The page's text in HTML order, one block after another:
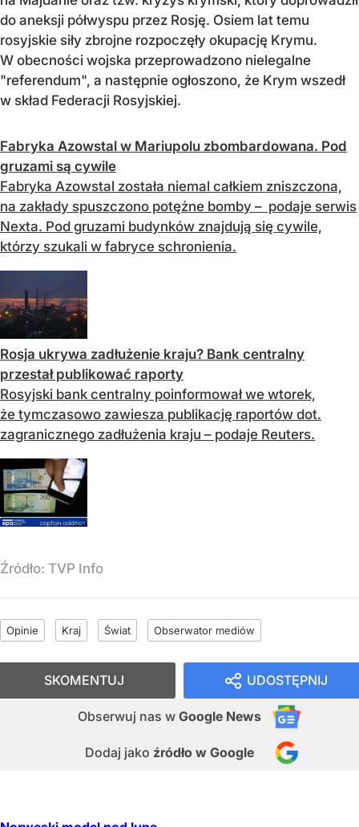
do aneksji półwyspu przez Rosję. Osiem lat temu
rosyjskie siły zbrojne rozpoczęły okupację Krymu.
W obecności wojska przeprowadzono nielegalne
"referendum", a następnie ogłoszono, że Krym wszedł
w skład Federacji Rosyjskiej.
Fabryka Azowstal w Mariupolu zbombardowana. Pod
gruzami są cywile
Fabryka Azowstal została niemal całkiem zniszczona,
na zakłady spuszczono potężne bomby – podaje serwis
Nexta. Pod gruzami budynków znajdują się cywile,
którzy szukali w fabryce schronienia.
Rosja ukrywa zadłużenie kraju? Bank centralny
przestał publikować raporty
Rosyjski bank centralny poinformował we wtorek,
że tymczasowo zawiesza publikację raportów dot.
zagranicznego zadłużenia kraju – podaje Reuters.
Źródło: TVP Info
Opinie Kraj Świat Obserwator mediów
UDOSTĘPNIJ
Obserwuj nas w Google News
Dodaj jako źródło w Google
SKOMENTUJ